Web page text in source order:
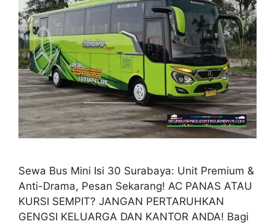
Sewa Bus Mini Isi 30 Surabaya: Unit Premium &
Anti-Drama, Pesan Sekarang! AC PANAS ATAU
KURSI SEMPIT? JANGAN PERTARUHKAN
GENGSI KELUARGA DAN KANTOR ANDA! Bagi